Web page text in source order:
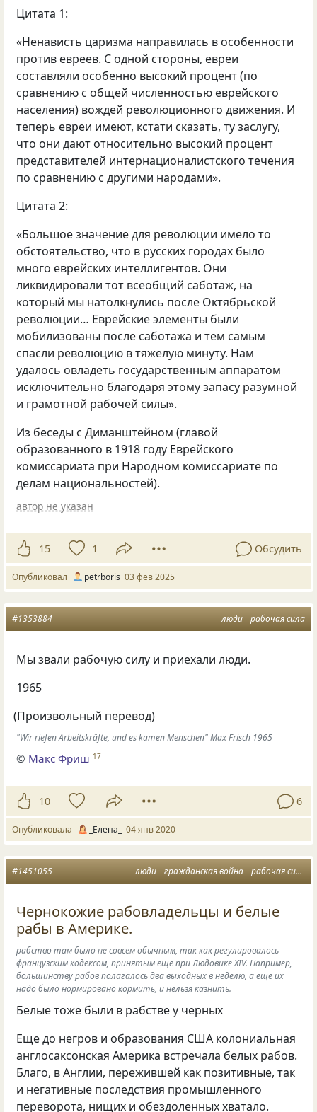
Цитата 1:
«Ненависть царизма направилась в особенности
против евреев. С одной стороны, евреи
составляли особенно высокий процент (по
сравнению с общей численностью еврейского
населения) вождей революционного движения. И
теперь евреи имеют, кстати сказать, ту заслугу,
что они дают относительно высокий процент
представителей интернационалистского течения
по сравнению с другими народами».
Цитата 2:
«Большое значение для революции имело то
обстоятельство, что в русских городах было
много еврейских интеллигентов. Они
ликвидировали тот всеобщий саботаж, на
который мы натолкнулись после Октябрьской
революции… Еврейские элементы были
мобилизованы после саботажа и тем самым
спасли революцию в тяжелую минуту. Нам
удалось овладеть государственным аппаратом
исключительно благодаря этому запасу разумной
и грамотной рабочей силы».
Из беседы с Диманштейном (главой
образованного в 1918 году Еврейского
комиссариата при Народном комиссариате по
делам национальностей).
автор не указан
15 1 Обсудить
Опубликовал petrboris 03 фев 2025
люди рабочая сила
#1353884
Мы звали рабочую силу и приехали люди.
1965
(Произвольный перевод)
"Wir riefen Arbeitskräfte, und es kamen Menschen" Max Frisch 1965
© Макс Фриш 17
10 6
Опубликовала _Елена_ 04 янв 2020
люди гражданская война рабочая сила
#1451055
Чернокожие рабовладельцы и белые
рабы в Америке.
рабство там было не совсем обычным, так как регулировалось
французским кодексом, принятым еще при Людовике XIV. Например,
большинству рабов полагалось два выходных в неделю, а еще их
надо было нормировано кормить, и нельзя казнить.
Белые тоже были в рабстве у черных
Еще до негров и образования США колониальная
англосаксонская Америка встречала белых рабов.
Благо, в Англии, пережившей как позитивные, так
и негативные последствия промышленного
переворота, нищих и обездоленных хватало.